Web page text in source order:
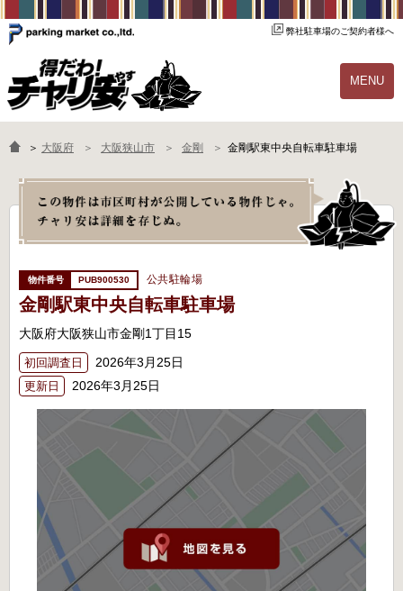
弊社駐車場のご契約者様へ
MENU
物件一覧 ご契約の流れ
よくあるご質問 駐輪場オーナー様へ
＞ 大阪府 大阪狭山市 金剛 金剛駅東中央自転車駐車場
PUB900530 公共駐輪場
金剛駅東中央自転車駐車場
大阪府大阪狭山市金剛1丁目15
初回調査日 2026年3月25日
更新日 2026年3月25日